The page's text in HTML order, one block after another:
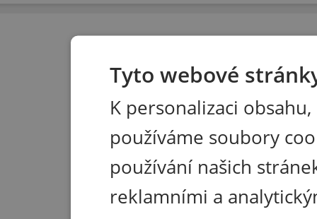
Tyto webové
K personalizaci
používáme soubory
používání našich
reklamními a